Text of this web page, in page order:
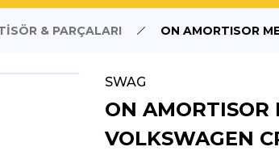
& PARÇALARI ON AMORTISOR
SWAG
ON AMORTISOR
VOLKSWAGEN